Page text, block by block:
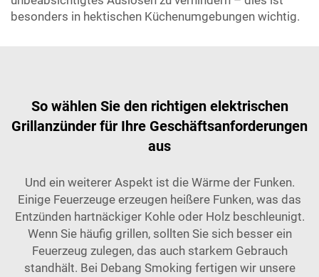
besonders in hektischen Küchenumgebungen wichtig.
So wählen Sie den richtigen elektrischen
Grillanzünder für Ihre Geschäftsanforderungen
aus
Und ein weiterer Aspekt ist die Wärme der Funken.
Einige Feuerzeuge erzeugen heißere Funken, was das
Entzünden hartnäckiger Kohle oder Holz beschleunigt.
Wenn Sie häufig grillen, sollten Sie sich besser ein
Feuerzeug zulegen, das auch starkem Gebrauch
standhält. Bei Debang Smoking fertigen wir unsere